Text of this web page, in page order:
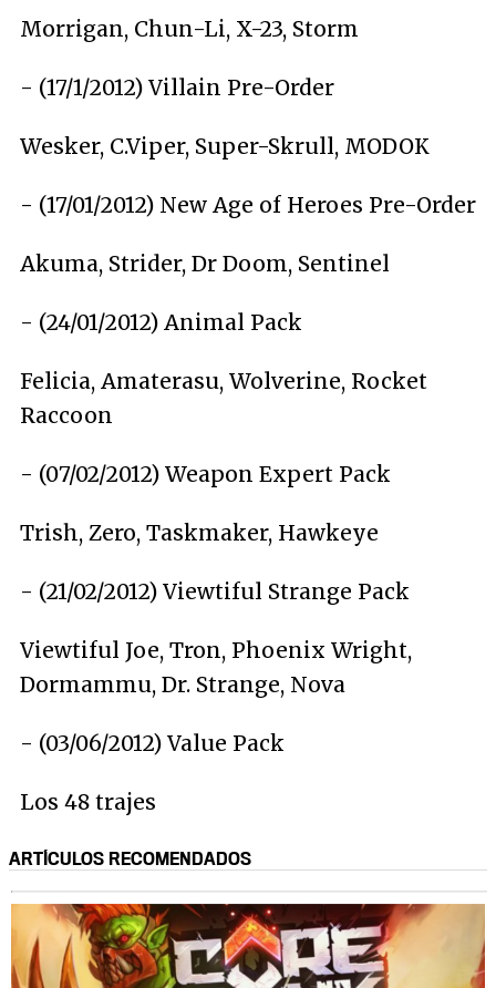
Morrigan, Chun-Li, X-23, Storm
- (17/1/2012) Villain Pre-Order
Wesker, C.Viper, Super-Skrull, MODOK
- (17/01/2012) New Age of Heroes Pre-Order
Akuma, Strider, Dr Doom, Sentinel
- (24/01/2012) Animal Pack
Felicia, Amaterasu, Wolverine, Rocket
Raccoon
- (07/02/2012) Weapon Expert Pack
Trish, Zero, Taskmaker, Hawkeye
- (21/02/2012) Viewtiful Strange Pack
Viewtiful Joe, Tron, Phoenix Wright,
Dormammu, Dr. Strange, Nova
- (03/06/2012) Value Pack
Los 48 trajes
ARTÍCULOS RECOMENDADOS